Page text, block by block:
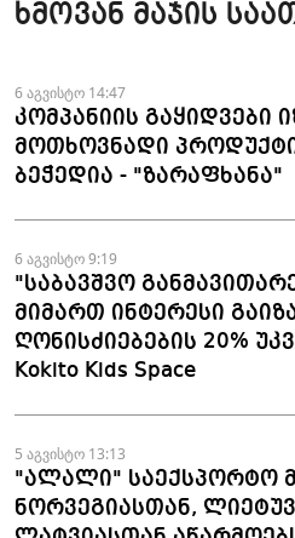
ხმოვან მაჯის
6 აგვისტო 14:47
კომპანიის გაყიდვები
მოთხოვნადი
ბეჭედია - "ზარაფხანა"
6 აგვისტო 9:19
"საბავშვო
მიმართ ინტერესი
ღონისძიებების 20%
Kokito Kids Space
5 აგვისტო 13:13
"ალალი" საექსპორტო
ნორვეგიასთან,